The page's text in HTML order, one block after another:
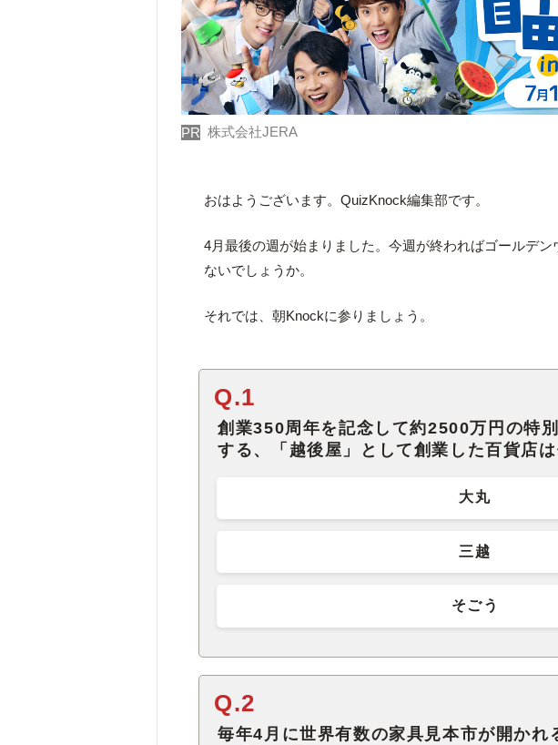
PR 株式会社JERA
おはようございます。QuizKnock編集部です。
4月最後の週が始まりました。今週が終わればゴールデ
ないでしょうか。
それでは、朝Knockに参りましょう。
Q.1
創業350周年を記念して約2500万円の特
する、「越後屋」として創業した百貨店は
大丸
三越
そごう
Q.2
毎年4月に世界有数の家具見本市が開かれ